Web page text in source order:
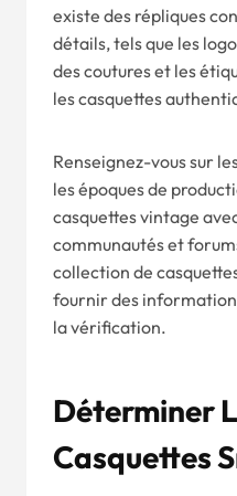
existe des répliques
détails, tels que les
des coutures et les
les casquettes
Renseignez-vous sur
les époques de
casquettes vintage
communautés et
collection de
fournir des
la vérification.
Déterminer
Casquettes